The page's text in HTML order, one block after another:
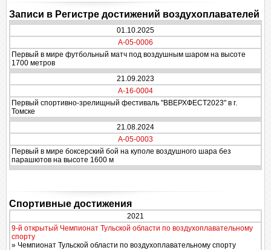
Записи в Регистре достижений воздухоплавателей
01.10.2025
A-05-0006
Первый в мире футбольный матч под воздушным шаром на высоте
1700 метров
21.09.2023
A-16-0004
Первый спортивно-зрелищный фестиваль "ВВЕРХФЕСТ2023" в г.
Томске
21.08.2024
A-05-0003
Первый в мире боксерский бой на куполе воздушного шара без
парашютов на высоте 1600 м
Спортивные достижения
2021
9-й открытый Чемпионат Тульской области по воздухоплавательному
спорту
» Чемпионат Тульской области по воздухоплавательному спорту